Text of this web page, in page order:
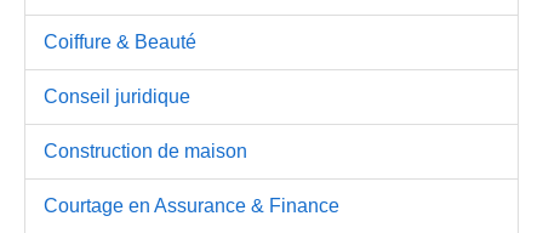
Coiffure & Beauté
Conseil juridique
Construction de maison
Courtage en Assurance & Finance